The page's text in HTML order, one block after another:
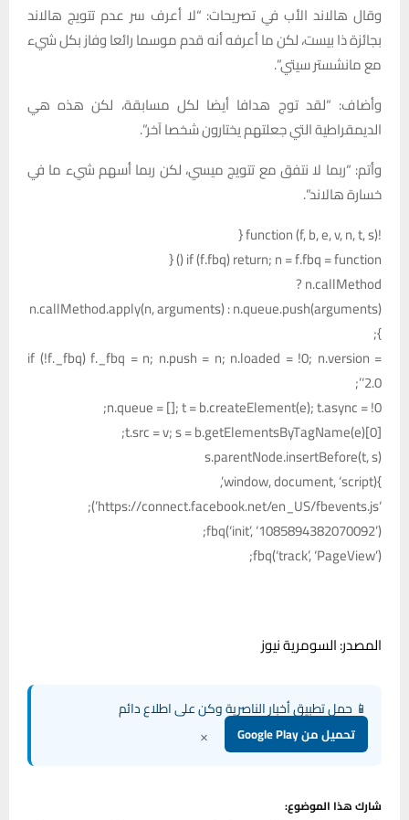
وقال هالاند الأب في تصريحات: “لا أعرف سر عدم تتويج هالاند
بجائزة ذا بيست، لكن ما أعرفه أنه قدم موسما رائعا وفاز بكل شيء
مع مانشستر سيتي”.
وأضاف: “لقد توج هدافا أيضا لكل مسابقة، لكن هذه هي
الديمقراطية التي جعلتهم يختارون شخصا آخر”.
وأتم: “ربما لا نتفق مع تتويج ميسي، لكن ربما أسهم شيء ما في
خسارة هالاند”.
!function (f, b, e, v, n, t, s) {
if (f.fbq) return; n = f.fbq = function () {
n.callMethod ?
n.callMethod.apply(n, arguments) : n.queue.push(arguments)
};
if (!f._fbq) f._fbq = n; n.push = n; n.loaded = !0; n.version =
‘2.0’;
n.queue = []; t = b.createElement(e); t.async = !0;
t.src = v; s = b.getElementsByTagName(e)[0];
s.parentNode.insertBefore(t, s)
}(window, document, ‘script’,
‘https://connect.facebook.net/en_US/fbevents.js’);
fbq(‘init’, ‘1085894382070092’);
fbq(‘track’, ‘PageView’);
المصدر: السومرية نيوز
📱 حمل تطبيق أخبار الناصرية وكن على اطلاع دائم
تحميل من Google Play ×
شارك هذا الموضوع: